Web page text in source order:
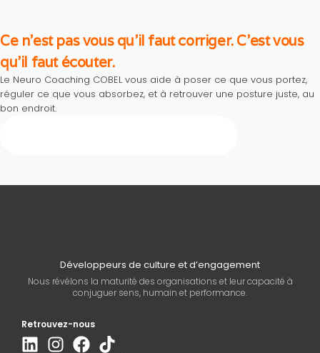
Ce n’est pas vous qu’il faut corriger. C’est vous
qu’il faut écouter.
Le Neuro Coaching COBEL vous aide à poser ce que vous portez,
réguler ce que vous absorbez, et à retrouver une posture juste, au
bon endroit.
Développeurs de culture et d’engagement
Nous révélons la maturité des organisations et leur capacité à
conjuguer sens, humain et performance.
Retrouvez-nous